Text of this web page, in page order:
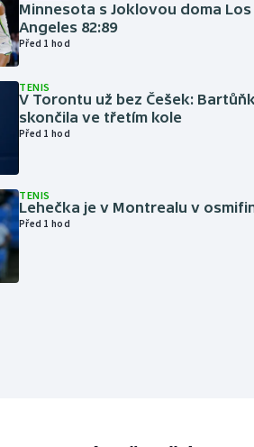
Minnesota s Joklovou doma Los
Angeles 82:89
Před 1 hod
TENIS
V Torontu už bez Češek:
skončila ve třetím kole
Před 1 hod
TENIS
Lehečka je v Montrealu v
Před 1 hod